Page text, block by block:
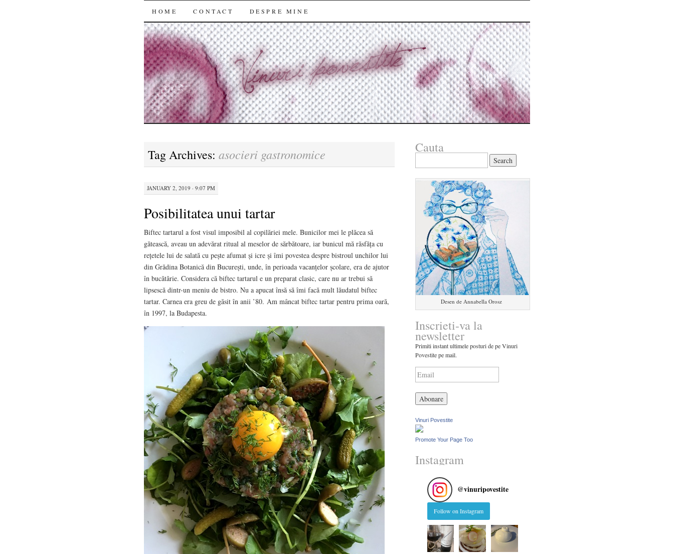
SKIP
TO
CONTENT
HOME CONTACT DESPRE MINE
Tag Archives: asocieri gastronomice
JANUARY 2, 2019 · 9:07 PM
Posibilitatea unui tartar
Biftec tartarul a fost visul imposibil al copilăriei mele. Bunicilor mei le plăcea să
gătească, aveau un adevărat ritual al meselor de sărbătoare, iar bunicul mă răsfăța cu
rețetele lui de salată cu pește afumat și icre și îmi povestea despre bistroul unchilor lui
din Grădina Botanică din București, unde, în perioada vacanțelor școlare, era de ajutor
în bucătărie. Considera că biftec tartarul e un preparat clasic, care nu ar trebui să
lipsescă dintr-un meniu de bistro. Nu a apucat însă să îmi facă mult lăudatul biftec
tartar. Carnea era greu de găsit în anii ’80. Am mâncat biftec tartar pentru prima oară,
în 1997, la Budapesta.
Cauta
Desen de Annabella Orosz
Inscrieti-va la
newsletter
Primiti instant ultimele posturi de pe Vinuri
Povestite pe mail.
Vinuri Povestite
Promote Your Page Too
Instagram
@vinuripovestite
Follow on Instagram